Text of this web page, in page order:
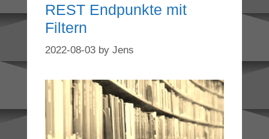
REST Endpunkte mit
Filtern
2022-08-03 by Jens